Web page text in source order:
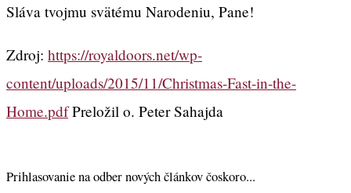
Sláva tvojmu svätému Narodeniu, Pane!
Zdroj: https://royaldoors.net/wp-
content/uploads/2015/11/Christmas-Fast-in-the-
Home.pdfPreložil o. Peter Sahajda
Prihlasovanie na odber nových článkov čoskoro...